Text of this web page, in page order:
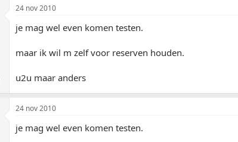
24 nov 2010
je mag wel even komen testen.
maar ik wil m zelf voor reserven houden.
u2u maar anders
24 nov 2010
je mag wel even komen testen.